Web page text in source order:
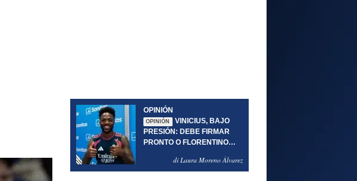
OPINIÓN
OPINIÓN
VINICIUS, BAJO
PRESIÓN: DEBE FIRMAR
PRONTO O FLORENTINO
di Laura Moreno Álvarez